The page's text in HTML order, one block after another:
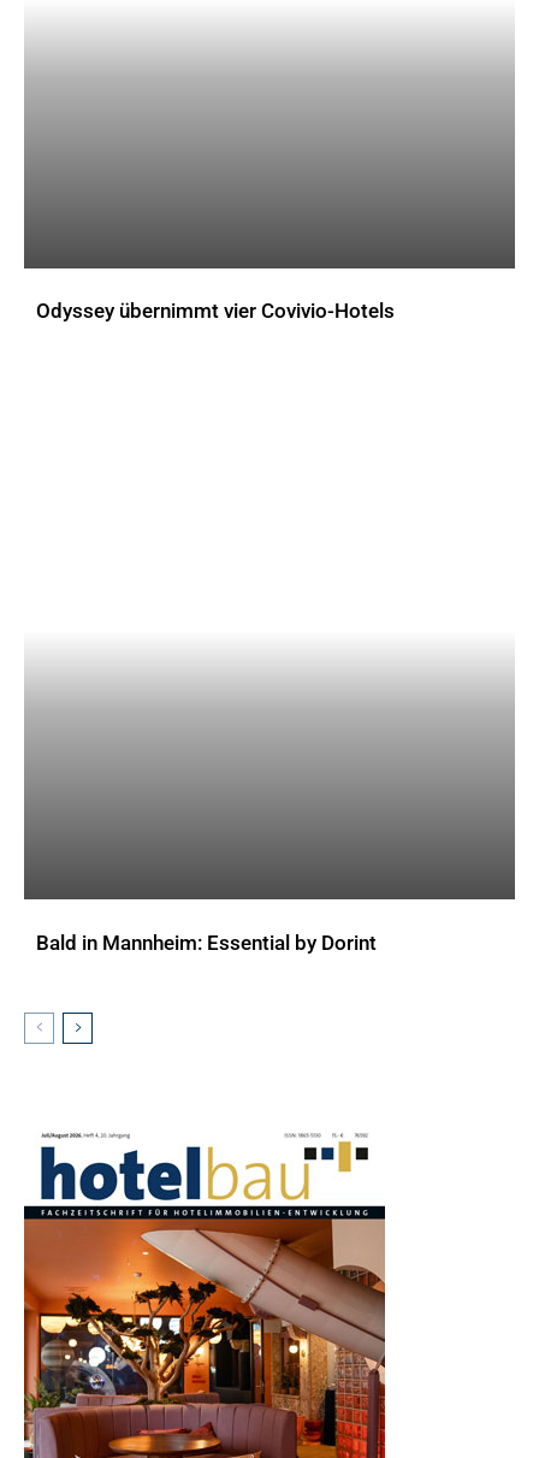
Odyssey übernimmt vier Covivio-Hotels
Bald in Mannheim: Essential by Dorint